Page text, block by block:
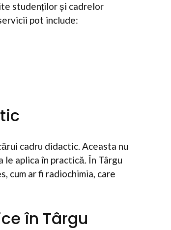
studenților și cadrelor
pot include:
cadru didactic. Aceasta nu
aplica în practică. În Târgu
cum ar fi radiochimia, care
în Târgu